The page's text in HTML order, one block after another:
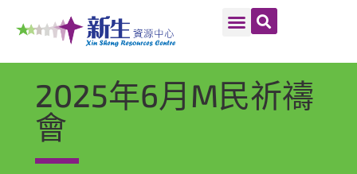
2025年6月M民祈禱
會